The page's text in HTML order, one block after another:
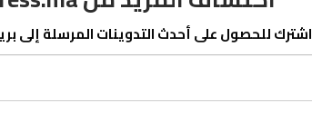
اشترك للحصول على أحدث التدوينات المرسلة إلى